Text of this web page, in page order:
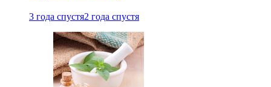
3 года спустя2 года спустя